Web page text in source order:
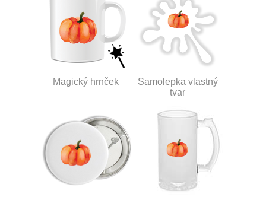
Magický hrnček
Samolepka vlastný
tvar